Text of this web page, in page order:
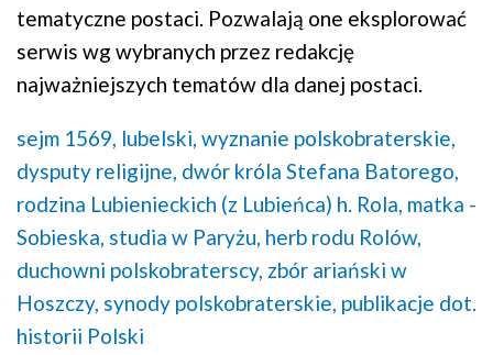
tematyczne postaci. Pozwalają one eksplorować
serwis wg wybranych przez redakcję
najważniejszych tematów dla danej postaci.
sejm 1569, lubelski, wyznanie polskobraterskie,
dysputy religijne, dwór króla Stefana Batorego,
rodzina Lubienieckich (z Lubieńca) h. Rola, matka -
Sobieska, studia w Paryżu, herb rodu Rolów,
duchowni polskobraterscy, zbór ariański w
Hoszczy, synody polskobraterskie, publikacje dot.
historii Polski